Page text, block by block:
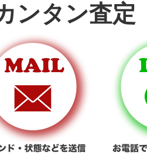
ンタン査定